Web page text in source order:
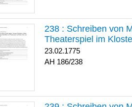
238 : Schreiben von
Theaterspiel im
23.02.1775
186/238